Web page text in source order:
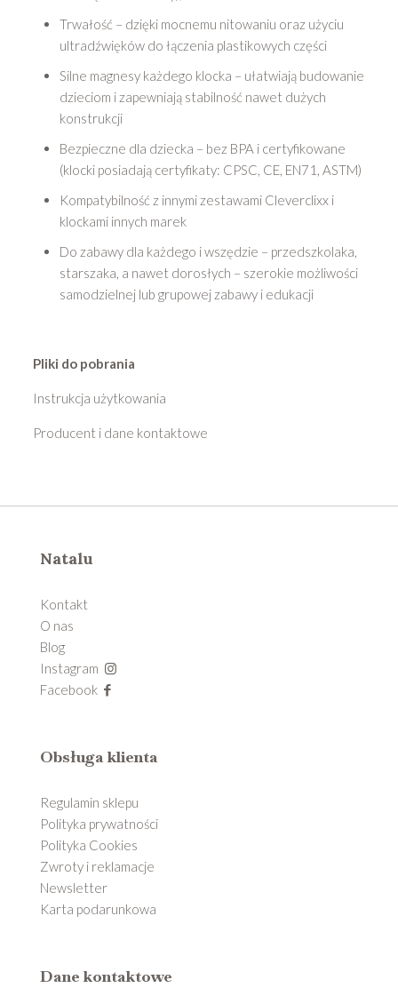
Trwałość – dzięki mocnemu nitowaniu oraz użyciu
ultradźwięków do łączenia plastikowych części
Silne magnesy każdego klocka – ułatwiają budowanie
dzieciom i zapewniają stabilność nawet dużych
konstrukcji
Bezpieczne dla dziecka – bez BPA i certyfikowane
(klocki posiadają certyfikaty: CPSC, CE, EN71, ASTM)
Kompatybilność z innymi zestawami Cleverclixx i
klockami innych marek
Do zabawy dla każdego i wszędzie – przedszkolaka,
starszaka, a nawet dorosłych – szerokie możliwości
samodzielnej lub grupowej zabawy i edukacji
Pliki do pobrania
Instrukcja użytkowania
Producent i dane kontaktowe
Natalu
Kontakt
O nas
Blog
Instagram
Facebook
Obsługa klienta
Regulamin sklepu
Polityka prywatności
Polityka Cookies
Zwroty i reklamacje
Newsletter
Karta podarunkowa
Dane kontaktowe